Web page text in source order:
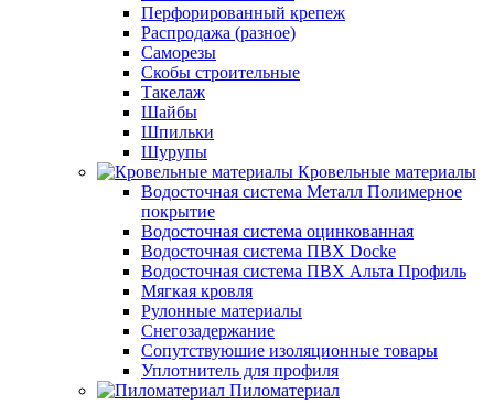
Перфорированный крепеж
Распродажа (разное)
Саморезы
Скобы строительные
Такелаж
Шайбы
Шпильки
Шурупы
Кровельные материалы
Водосточная система Металл Полимерное
покрытие
Водосточная система оцинкованная
Водосточная система ПВХ Docke
Водосточная система ПВХ Альта Профиль
Мягкая кровля
Рулонные материалы
Снегозадержание
Сопутствуюшие изоляционные товары
Уплотнитель для профиля
Пиломатериал